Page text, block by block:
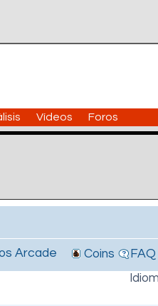
Vídeos Foros
Arcade Coins FAQ